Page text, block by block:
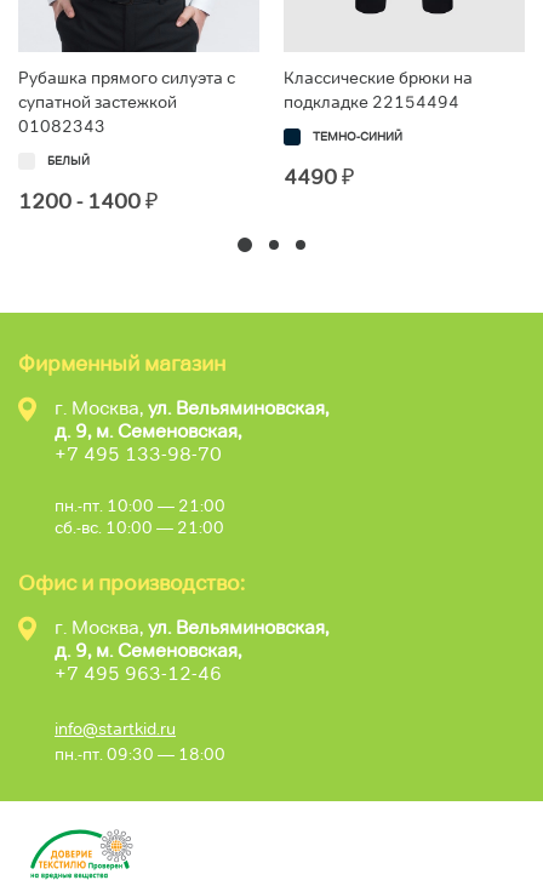
Рубашка прямого силуэта с
супатной застежкой
01082343
БЕЛЫЙ
1200 - 1400₽
Классические брюки на
подкладке 22154494
ТЕМНО-СИНИЙ
4490₽
Фирменный магазин
г. Москва, ул. Вельяминовская,
д. 9, м. Семеновская,
+7 495 133-98-70
пн.-пт. 10:00 — 21:00
сб.-вс. 10:00 — 21:00
Офис и производство:
г. Москва, ул. Вельяминовская,
д. 9, м. Семеновская,
+7 495 963-12-46
info@startkid.ru
пн.-пт. 09:30 — 18:00